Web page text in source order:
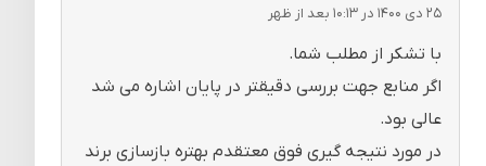
۲۵ دی ۱۴۰۰ در ۱۰:۱۳ بعد از ظهر
با تشکر از مطلب شما.
اگر منابع جهت بررسی دقیقتر در پایان اشاره می شد
عالی بود.
در مورد نتیجه گیری فوق معتقدم بهتره بازسازی برند